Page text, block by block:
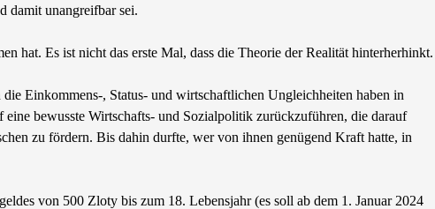
damit unangreifbar sei.
hat. Es ist nicht das erste Mal, dass die Theorie der Realität hinterherhinkt.
Einkommens-, Status- und wirtschaftlichen Ungleichheiten haben in
bewusste Wirtschafts- und Sozialpolitik zurückzuführen, die darauf
zu fördern. Bis dahin durfte, wer von ihnen genügend Kraft hatte, in
von 500 Zloty bis zum 18. Lebensjahr (es soll ab dem 1. Januar 2024